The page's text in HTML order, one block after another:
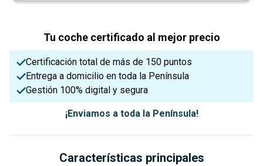
Tu coche certificado al mejor precio
Certificación total de más de 150 puntos
Entrega a domicilio en toda la Península
Gestión 100% digital y segura
¡Enviamos a toda la Península!
Características principales